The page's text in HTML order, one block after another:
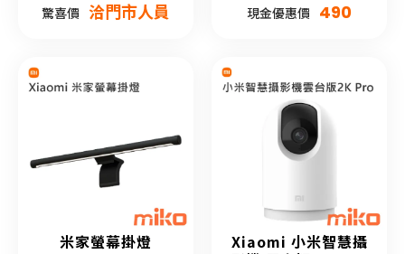
驚喜價 洽門市人員
現金優惠價 490
米家螢幕掛燈
Xiaomi 小米智慧攝